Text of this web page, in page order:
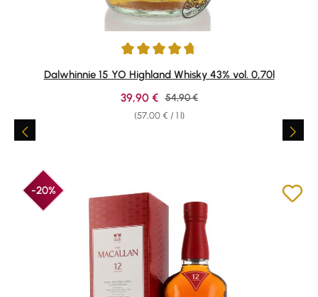
Average rating of 4.82 out of 5 stars
Dalwhinnie 15 YO Highland Whisky 43% vol. 0,70l
(57,00 € / 1 l)
Sale price:
39,90 € Regular price:
54,90 €
-20%